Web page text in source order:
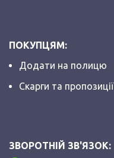
ПОКУПЦЯМ:
Додати на полицю
Скарги та пропозиції
ЗВОРОТНІЙ ЗВ'ЯЗОК: